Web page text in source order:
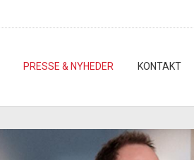
PRESSE & NYHEDER KONTAKT